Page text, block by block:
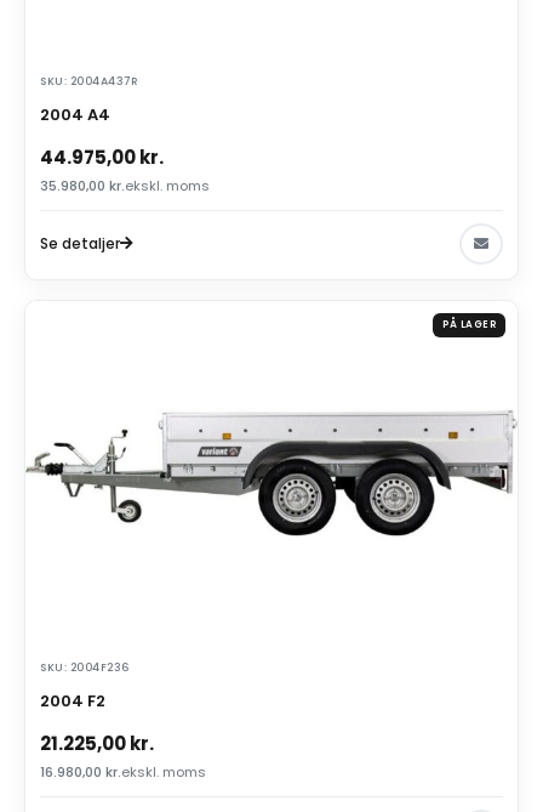
SKU: 2004A437R
2004 A4
44.975,00kr.
35.980,00 kr.ekskl. moms
Se detaljer
PÅ LAGER
SKU: 2004F236
2004 F2
21.225,00kr.
16.980,00 kr.ekskl. moms